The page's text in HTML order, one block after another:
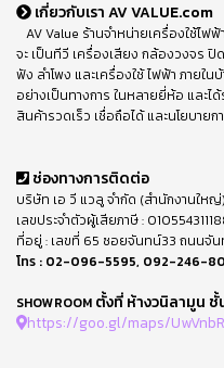
เกี่ยวกับเรา AV VALUE.com
AV Value ร้านจำหน่ายเครื่องใช้ไ
จะ เป็นทีวี เครื่องเสียง กล้องวงจร
ฟัง ลำโพง และเครื่องใช้ ไฟฟ้า ภายใ
อย่างเป็นทางการ ในหลายยี่ห้อ และ
สินค้ารวดเร็ว เชื่อถือได้ และนโยบาย
ช่องทางการติดต่อ
บริษัท เอ วี แวลู จำกัด (สำนักงานใหญ่)
เลขประจำตัวผู้เสียภาษี :
ที่อยู่ : เลขที่ 65 ซอยจันทน์33 ถนนจัน
โทร : 02-096-5595, 092-246-
SHOWROOM ตั้งที่ ห้างวนิลามูน ชั้
https://goo.gl/maps/